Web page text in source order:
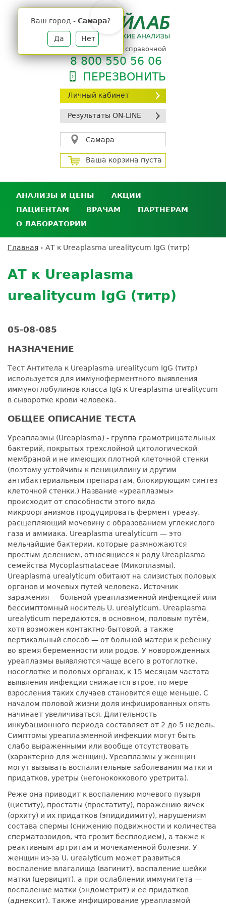
Личный кабинет
Результаты ON-LINE
Самара
Ваш город - Самара?
Да Нет
Ваша корзина пуста
телефон единой справочной
8 800 550 56 06
ПЕРЕЗВОНИТЬ
АНАЛИЗЫ И ЦЕНЫ
Анализы и цены
Где сдать анализы
Выезд на дом
Расшифровка анализов
АКЦИИ
ПАЦИЕНТАМ
Личный кабинет пациента
Дисконтная программа
Обратная связь
Усиление профилактических мер для
безопасности пациентов
ВРАЧАМ
Сотрудничество
лабораторию
ПАРТНЕРАМ
кабинет
партнёра
лабораторию
О ЛАБОРАТОРИИ
Вакансии
Документы
здесь
Главная › АТ к Ureaplasma urealitycum IgG (титр)
to
top
АТ к Ureaplasma
urealitycum IgG (титр)
05-08-085
НАЗНАЧЕНИЕ
Тест Антитела к Ureaplasma urealitycum IgG (титр)
используется для иммуноферментного выявления
иммуноглобулинов класса IgG к Ureaplasma urealitycum
в сыворотке крови человека.
ОБЩЕЕ ОПИСАНИЕ ТЕСТА
Уреаплазмы (Ureaplasma) - группа грамотрицательных
бактерий, покрытых трехслойной цитологической
мембраной и не имеющих плотной клеточной стенки
(поэтому устойчивы к пенициллину и другим
антибактериальным препаратам, блокирующим синтез
клеточной стенки.) Название «уреаплазмы»
происходит от способности этого вида
микроорганизмов продуцировать фермент уреазу,
расщепляющий мочевину с образованием углекислого
газа и аммиака. Ureaplasma urealyticum — это
мельчайшие бактерии, которые размножаются
простым делением, относящиеся к роду Ureaplasma
семейства Mycoplasmataceae (Микоплазмы).
Ureaplasma urealyticum обитают на слизистых половых
органов и мочевых путей человека. Источник
заражения — больной уреаплазменной инфекцией или
бессимптомный носитель U. urealyticum. Ureaplasma
urealyticum передаются, в основном, половым путём,
хотя возможен контактно-бытовой, а также
вертикальный способ — от больной матери к ребёнку
во время беременности или родов. У новорожденных
уреаплазмы выявляются чаще всего в ротоглотке,
носоглотке и половых органах, к 15 месяцам частота
выявления инфекции снижается втрое, по мере
взросления таких случаев становится еще меньше. С
началом половой жизни доля инфицированных опять
начинает увеличиваться. Длительность
инкубационного периода составляет от 2 до 5 недель.
Симптомы уреаплазменной инфекции могут быть
слабо выраженными или вообще отсутствовать
(характерно для женщин). Уреаплазмы у женщин
могут вызывать воспалительные заболевания матки и
придатков, уретры (негонококкового уретрита).
Реже она приводит к воспалению мочевого пузыря
(циститу), простаты (простатиту), поражению яичек
(орхиту) и их придатков (эпидидимиту), нарушениям
состава спермы (снижению подвижности и количества
сперматозоидов, что грозит бесплодием), а также к
реактивным артритам и мочекаменной болезни. У
женщин из-за U. urealyticum может развиться
воспаление влагалища (вагинит), воспаление шейки
матки (цервицит), а при ослаблении иммунитета —
воспаление матки (эндометрит) и её придатков
(аднексит). Также инфицирование уреаплазмой